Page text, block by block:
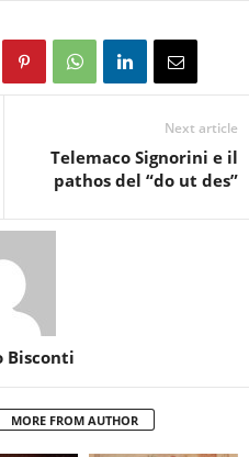
Next article
Telemaco Signorini e il
pathos del “do ut des”
Bisconti
MORE FROM AUTHOR